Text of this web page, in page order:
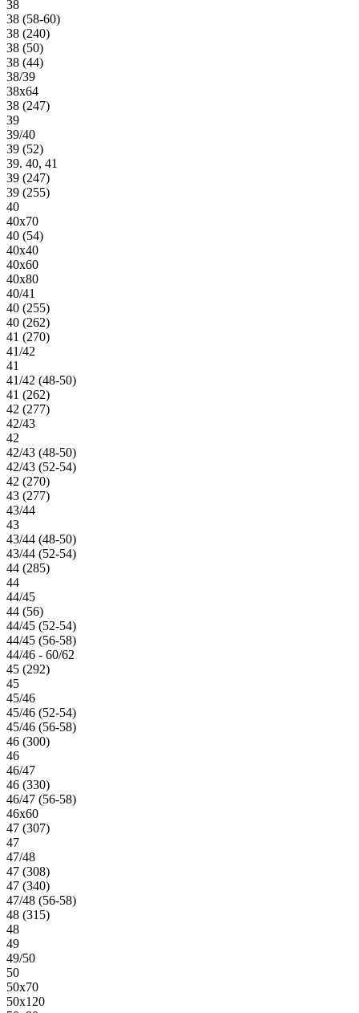
38
38 (58-60)
38 (240)
38 (50)
38 (44)
38/39
38х64
38 (247)
39
39/40
39 (52)
39. 40, 41
39 (247)
39 (255)
40
40х70
40 (54)
40х40
40х60
40х80
40/41
40 (255)
40 (262)
41 (270)
41/42
41
41/42 (48-50)
41 (262)
42 (277)
42/43
42
42/43 (48-50)
42/43 (52-54)
42 (270)
43 (277)
43/44
43
43/44 (48-50)
43/44 (52-54)
44 (285)
44
44/45
44 (56)
44/45 (52-54)
44/45 (56-58)
44/46 - 60/62
45 (292)
45
45/46
45/46 (52-54)
45/46 (56-58)
46 (300)
46
46/47
46 (330)
46/47 (56-58)
46х60
47 (307)
47
47/48
47 (308)
47 (340)
47/48 (56-58)
48 (315)
48
49
49/50
50
50х70
50х120